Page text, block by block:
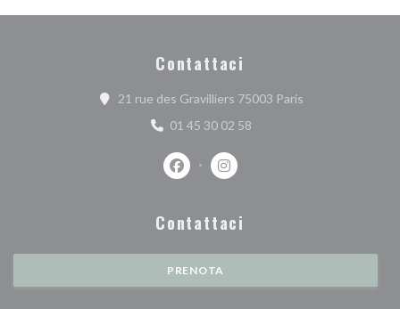
Contattaci
21 rue des Gravilliers 75003 Paris((apre una nuova
01 45 30 02 58
Facebook ((apre una nuova finestra))
Instagram ((apre una nuova
Contattaci
PRENOTA